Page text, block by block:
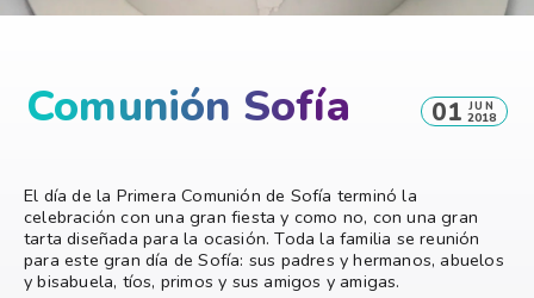
Comunión Sofía 01 JUN
2018
El día de la Primera Comunión de Sofía terminó la
celebración con una gran fiesta y como no, con una gran
tarta diseñada para la ocasión. Toda la familia se reunión
para este gran día de Sofía: sus padres y hermanos, abuelos
y bisabuela, tíos, primos y sus amigos y amigas.